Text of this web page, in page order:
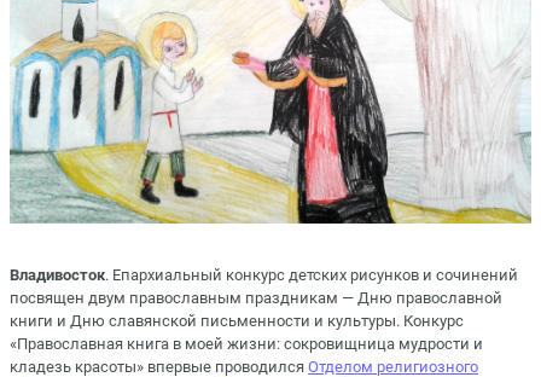
Владивосток. Епархиальный конкурс детских рисунков и сочинений
посвящен двум православным праздникам ― Дню православной
книги и Дню славянской письменности и культуры. Конкурс
«Православная книга в моей жизни: сокровищница мудрости и
кладезь красоты» впервые проводился Отделом религиозного